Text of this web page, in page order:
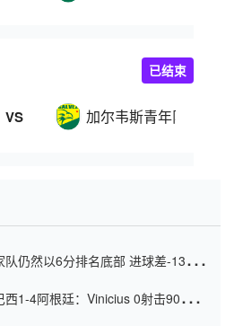
VS 加尔韦斯青年队
已结束
仍然以6分排名底部 进球差-13令人
1-4阿根廷：Vinicius 0射击90分钟